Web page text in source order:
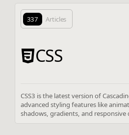
337 Articles
CSS
CSS3 is the latest version of
advanced styling features like
shadows, gradients, and responsive